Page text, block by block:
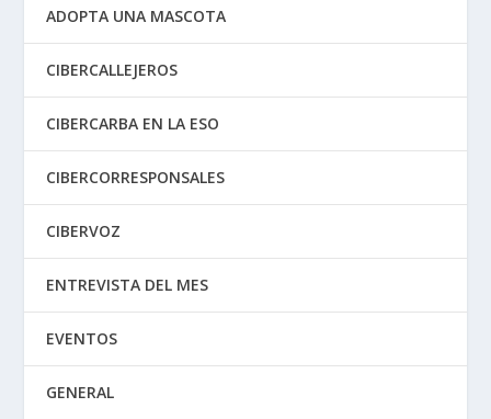
ADOPTA UNA MASCOTA
CIBERCALLEJEROS
CIBERCARBA EN LA ESO
CIBERCORRESPONSALES
CIBERVOZ
ENTREVISTA DEL MES
EVENTOS
GENERAL